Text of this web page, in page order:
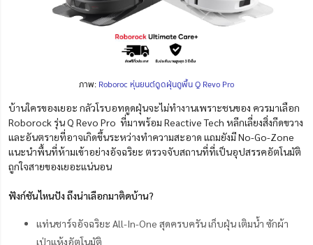
ภาพ: Roboroc หุ่นยนต์ดูดฝุ่นถูพื้น Q Revo Pro
บ้านใครของเยอะ กลัวโรบอทดูดฝุ่นจะไม่ทำงานเพราะชนของ ควรมาเลือก
Roborock รุ่น Q Revo Pro ที่มาพร้อม Reactive Tech หลีกเลี่ยงสิ่งกีดขวาง
และอันตรายที่อาจเกิดขึ้นระหว่างทำความสะอาด แถมยังมี No-Go-Zone
แนะนำพื้นที่ห้ามเข้าอย่างอัจฉริยะ ตรวจจับสถานที่ที่เป็นอุปสรรคอัตโนมัติ
ถูกใจสายของเยอะแน่นอน
ฟังก์ชันไหนปัง ถึงน่าเลือกมาติดบ้าน?
แท่นชาร์จอัจฉริยะ All-In-One สุดครบครัน เก็บฝุ่น เติมน้ำ ซักผ้า
เป่าแห้งอัตโนมัติ